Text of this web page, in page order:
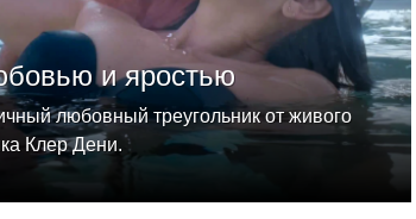
и яростью
любовный треугольник от живого
Клер Дени.